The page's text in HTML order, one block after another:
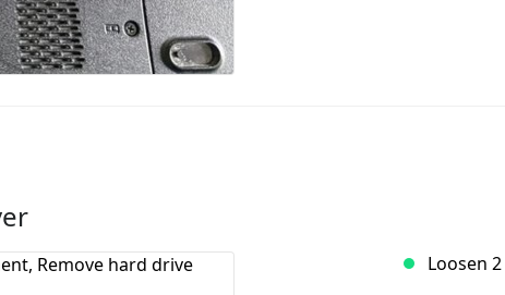
Loosen